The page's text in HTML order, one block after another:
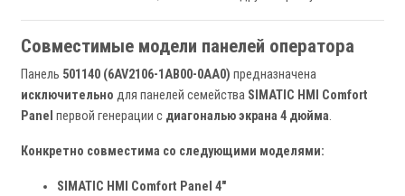
Совместимые модели панелей оператора
Панель 501140 (6AV2106-1AB00-0AA0) предназначена
исключительно для панелей семейства SIMATIC HMI Comfort
Panel первой генерации с диагональю экрана 4 дюйма.
Конкретно совместима со следующими моделями:
SIMATIC HMI Comfort Panel 4"